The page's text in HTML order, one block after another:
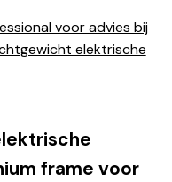
voor advies bij
elektrische
frame voor